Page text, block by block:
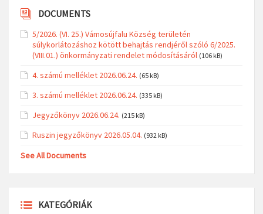
DOCUMENTS
5/2026. (VI. 25.) Vámosújfalu Község területén
súlykorlátozáshoz kötött behajtás rendjéről szóló 6/2025.
(VIII.01.) önkormányzati rendelet módosításáról (106 kB)
4. számú melléklet 2026.06.24. (65 kB)
3. számú melléklet 2026.06.24. (335 kB)
Jegyzőkönyv 2026.06.24. (215 kB)
Ruszin jegyzőkönyv 2026.05.04. (932 kB)
See All Documents
KATEGÓRIÁK